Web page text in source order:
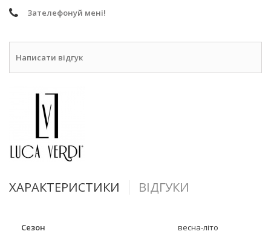
Зателефонуй мені!
Написати відгук
ХАРАКТЕРИСТИКИ ВІДГУКИ
Сезон весна-літо